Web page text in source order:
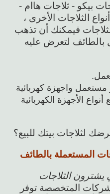
بيكو - ثلاجات هاام -
الثلاجات الأخرى ،
فيمكنك أن تذهب
بالطائف لتعرض عليه
واجهزة كهربائية
الأجهزة الكهربائية
لثلاجات بيتك للبيع؟
المستعملة بالطائف
يشترون الثلاجات
المتخصصة توفر